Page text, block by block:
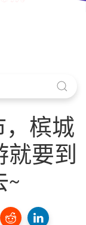
，槟城
就要到
~